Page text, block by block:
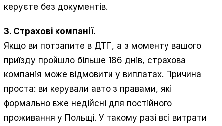
керуєте без документів.
3. Страхові компанії.
Якщо ви потрапите в ДТП, а з моменту вашого
приїзду пройшло більше 186 днів, страхова
компанія може відмовити у виплатах. Причина
проста: ви керували авто з правами, які
формально вже недійсні для постійного
проживання у Польщі. У такому разі всі витрати